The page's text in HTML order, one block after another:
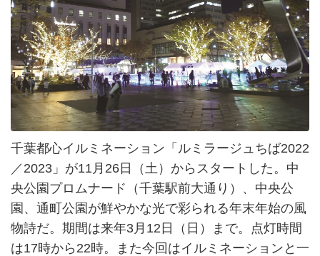
千葉都心イルミネーション「ルミラージュちば2022
／2023」が11月26日（土）からスタートした。中
央公園プロムナード（千葉駅前大通り）、中央公
園、通町公園が鮮やかな光で彩られる年末年始の風
物詩だ。期間は来年3月12日（日）まで。点灯時間
は17時から22時。また今回はイルミネーションと一